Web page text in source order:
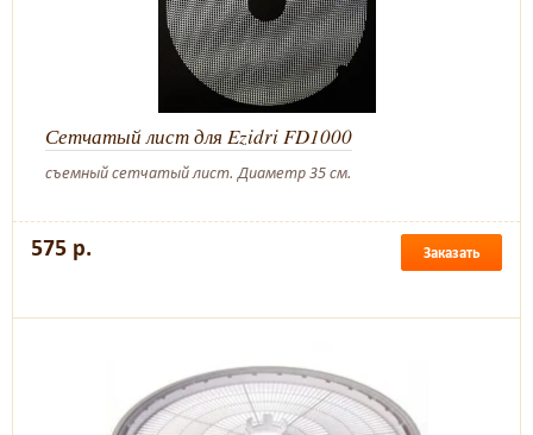
Сетчатый лист для Ezidri FD1000
съемный сетчатый лист. Диаметр 35 см.
575 р. Заказать